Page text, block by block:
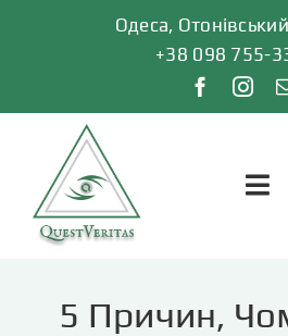
Одеса,
+38 098 755-
5 Причин,